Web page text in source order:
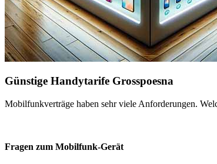
Günstige Handytarife Grosspoesna
Mobilfunkverträge haben sehr viele Anforderungen.
Fragen zum Mobilfunk-Gerät